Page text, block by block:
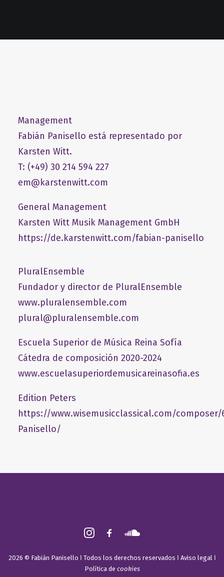
Management
Fabián Panisello está representado por
Karsten Witt.
T: (+49) 30 214 594 227
em@karstenwitt.com
General Management
​Karsten Witt Musik Management GmbH​
https://de.karstenwitt.com/fabian-panisello
PluralEnsemble
Fundador y director de PluralEnsemble
www.pluralensemble.com
plural@pluralensemble.com
Escuela Superior de Música Reina Sofía
Cátedra de composición 2020-2024
www.escuelasuperiordemusicareinasofia.es
Edition Peters
https://www.wisemusicclassical.com/composer/
Panisello/
2026 © Fabián Panisello ǀ Todos los derechos reservados ǀ Aviso legal ǀ
Política de cookies